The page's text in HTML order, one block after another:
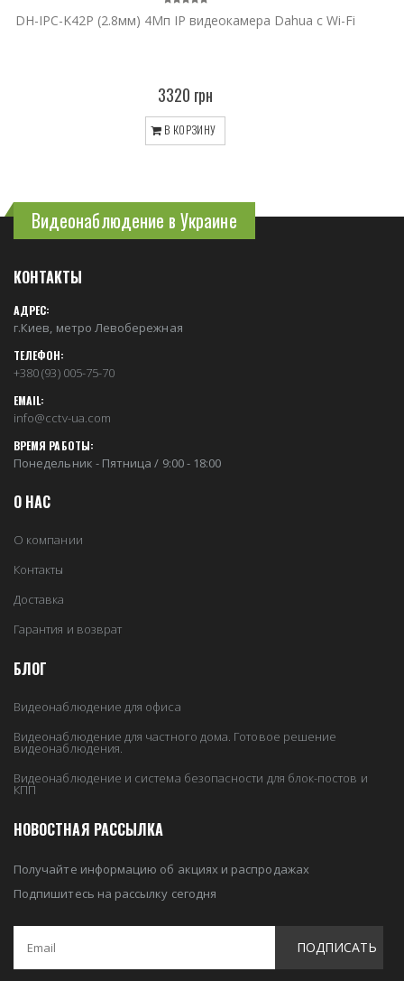
DH-IPC-K42P (2.8мм) 4Мп IP видеокамера Dahua с Wi-Fi
3320 грн
В КОРЗИНУ
Видеонаблюдение в Украине
КОНТАКТЫ
АДРЕС:
г.Киев, метро Левобережная
ТЕЛЕФОН:
+380 (93) 005-75-70
EMAIL:
info@cctv-ua.com
ВРЕМЯ РАБОТЫ:
Понедельник - Пятница / 9:00 - 18:00
О НАС
О компании
Контакты
Доставка
Гарантия и возврат
БЛОГ
Видеонаблюдение для офиса
Видеонаблюдение для частного дома. Готовое решение
видеонаблюдения.
Видеонаблюдение и система безопасности для блок-постов и
КПП
НОВОСТНАЯ РАССЫЛКА
Получайте информацию об акциях и распродажах
Подпишитесь на рассылку сегодня
ПОДПИСАТЬ